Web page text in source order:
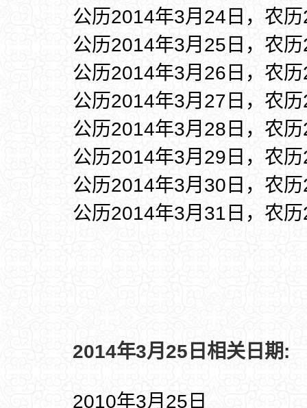
公历2014年3月24日，农
公历2014年3月25日，农
公历2014年3月26日，农
公历2014年3月27日，农
公历2014年3月28日，农
公历2014年3月29日，农
公历2014年3月30日，农
公历2014年3月31日，农
2014年3月25日相关日期:
2010年3月25日